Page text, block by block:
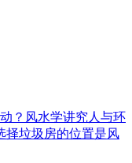
？风水学讲究人与环
择垃圾房的位置是风